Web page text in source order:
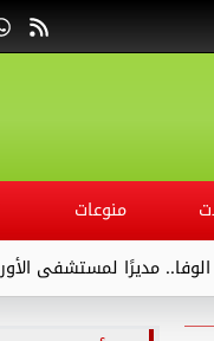
منوعات
الأورام بقنا